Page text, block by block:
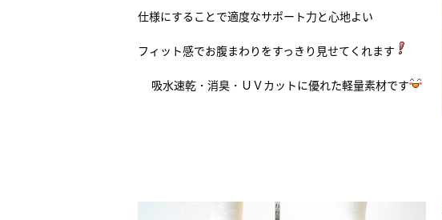
仕様にすることで適度なサポート力と心地よい
フィット感でお腹まわりをすっきり見せてくれます
吸水速乾・消臭・ＵＶカットに優れた軽量素材です